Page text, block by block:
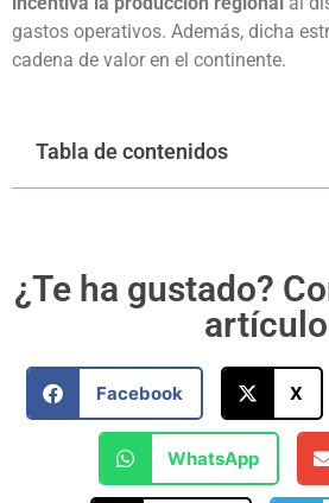
gastos operativos. Además, dicha
cadena de valor en el continente.
Tabla de contenidos
¿Te ha gustado?
artículo
Facebook X
WhatsApp